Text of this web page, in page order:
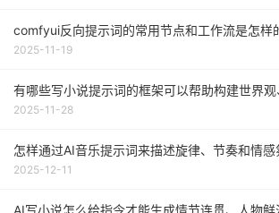
comfyui反向提示词的常用节点和工作流是怎样
2025-11-19
有哪些写小说提示词的框架可以帮助构建世界观
2025-11-28
怎样通过AI音乐提示词来描述旋律、节奏和情感
2025-12-11
AI写小说怎么给指令才能生成情节连贯、人物鲜